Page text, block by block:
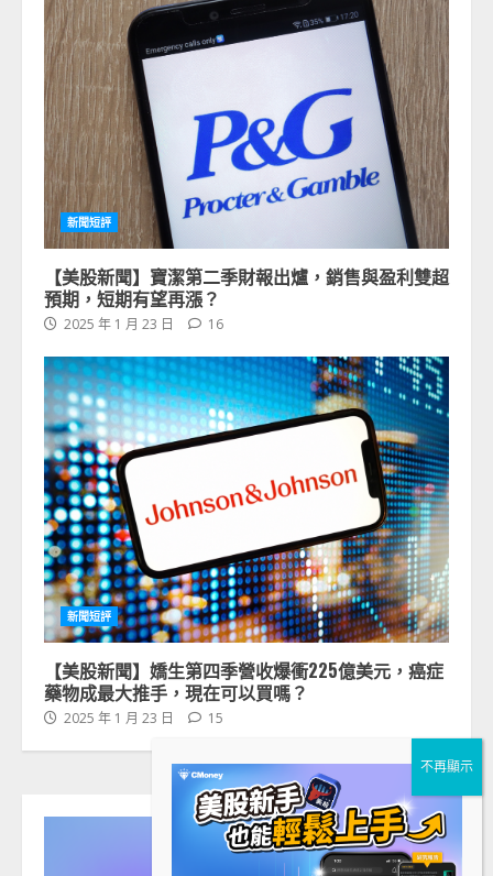
新聞短評
【美股新聞】寶潔第二季財報出爐，銷售與盈利雙超
預期，短期有望再漲？
2025 年 1 月 23 日 16
新聞短評
【美股新聞】嬌生第四季營收爆衝225億美元，癌症
藥物成最大推手，現在可以買嗎？
2025 年 1 月 23 日 15